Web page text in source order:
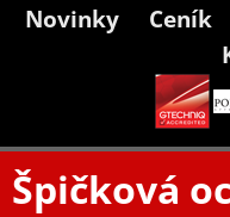
Novinky Ceník
Špičková